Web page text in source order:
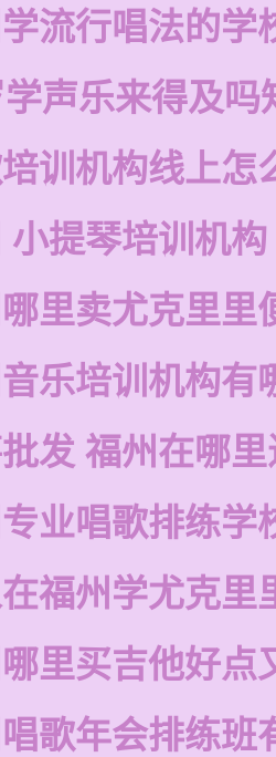
流行唱法的学
声乐来得及吗
训机构线上怎
小提琴培训机构
里卖尤克里里
乐培训机构有
发 福州在哪
业唱歌排练学
福州学尤克里
里买吉他好点
歌年会排练班